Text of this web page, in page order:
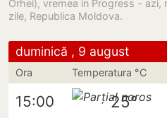
Orhei), vremea in Progress - azi,
zile, Republica Moldova.
duminică , 9 august
Ora Temperatura °C
15:00 25°